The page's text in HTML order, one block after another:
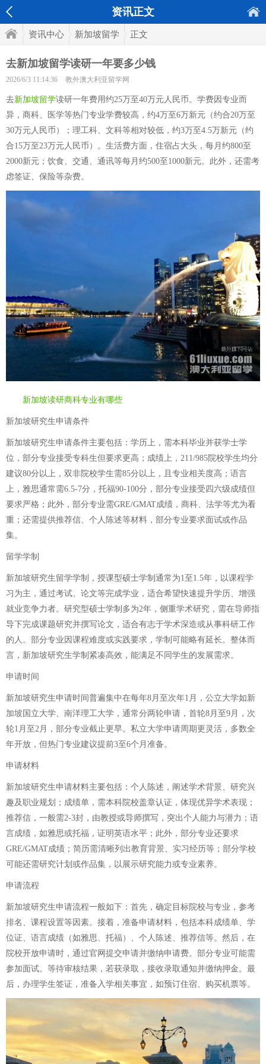
资讯正文
资讯中心 新加坡留学 正文
去新加坡留学读研一年要多少钱
2026/6/3 11:14:36 教外澳大利亚留学网
去新加坡留学读研一年费用约25万至40万元人民币。学费因专业而
异，商科、医学等热门专业学费较高，约4万至6万新元（约合20万至
30万元人民币）；理工科、文科等相对较低，约3万至4.5万新元（约
合15万至23万元人民币）。生活费方面，住宿占大头，每月约800至
2000新元；饮食、交通、通讯等每月约500至1000新元。此外，还需考
虑签证、保险等杂费。
新加坡读研商科专业有哪些
新加坡研究生申请条件
新加坡研究生申请条件主要包括：学历上，需本科毕业并获学士学
位，部分专业接受专科生但要求更高；成绩上，211/985院校学生均分
建议80分以上，双非院校学生需85分以上，且专业相关度高；语言
上，雅思通常需6.5-7分，托福90-100分，部分专业接受四六级成绩但
要求严格；此外，部分专业需GRE/GMAT成绩，商科、法学等尤为看
重；还需提供推荐信、个人陈述等材料，部分专业要求面试或作品
集。
留学学制
新加坡研究生留学学制，授课型硕士学制通常为1至1.5年，以课程学
习为主，通过考试、论文等完成学业，适合希望快速提升学历、增强
就业竞争力者。研究型硕士学制多为2年，侧重学术研究，需在导师指
导下完成课题研究并撰写论文，适合有志于学术深造或从事科研工作
的人。部分专业因课程难度或实践要求，学制可能略有延长。整体而
言，新加坡研究生学制紧凑高效，能满足不同学生的发展需求。
申请时间
新加坡研究生申请时间普遍集中在每年8月至次年1月，公立大学如新
加坡国立大学、南洋理工大学，通常分两轮申请，首轮8月至9月，次
轮1月至2月，部分专业截止更早。私立大学申请周期更灵活，多数全
年开放，但热门专业建议提前3至6个月准备。
申请材料
新加坡研究生申请材料主要包括：个人陈述，阐述学术背景、研究兴
趣及职业规划；成绩单，需本科院校盖章认证，体现优异学术表现；
推荐信，一般需2-3封，由教授或导师撰写，突出个人能力与潜力；语
言成绩，如雅思或托福，证明英语水平；此外，部分专业还要求
GRE/GMAT成绩；简历需清晰列出教育背景、实习经历等；部分学校
可能还需研究计划或作品集，以展示研究能力或专业素养。
申请流程
新加坡研究生申请流程一般如下：首先，确定目标院校与专业，参考
排名、课程设置等因素。接着，准备申请材料，包括本科成绩单、学
位证、语言成绩（如雅思、托福）、个人陈述、推荐信等。然后，在
院校开放申请时，通过官网提交申请并缴纳申请费。部分专业可能需
参加面试。等待审核结果，若获录取，接收录取通知并缴纳押金。最
后，办理学生签证，准备入学相关事宜，如预订住宿、购买机票等。